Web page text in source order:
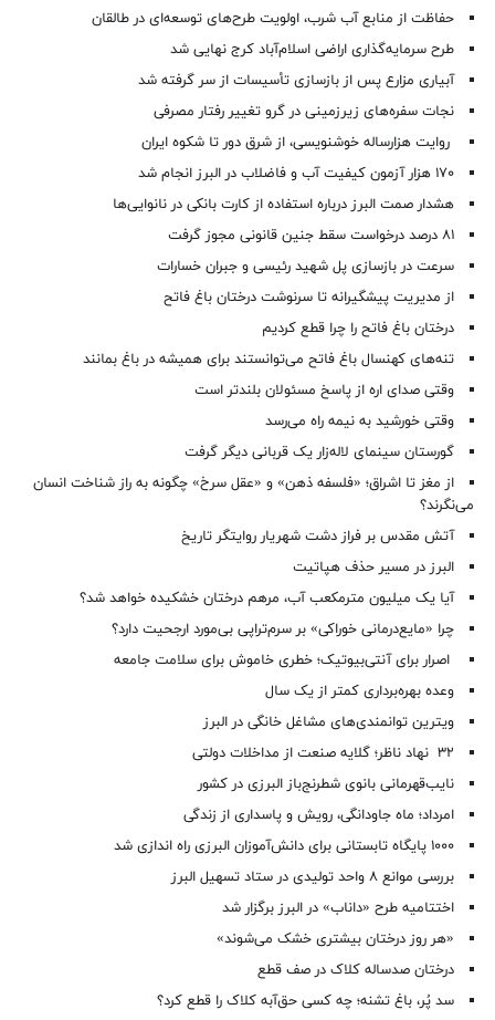
حفاظت از منابع آب شرب، اولویت طرح‌های توسعه‌ای در طالقان
طرح سرمایه‌گذاری اراضی اسلام‌آباد کرج نهایی شد
آبیاری مزارع پس از بازسازی تأسیسات از سر گرفته شد
نجات سفره‌های زیرزمینی در گرو تغییر رفتار مصرفی
روایت هزارساله خوشنویسی، از شرق دور تا شکوه ایران
۱۷۰ هزار آزمون کیفیت آب و فاضلاب در البرز انجام شد
هشدار صمت البرز درباره استفاده از کارت بانکی در نانوایی‌ها
۸۱ درصد درخواست‌ سقط جنین قانونی مجوز گرفت
سرعت در بازسازی پل شهید رئیسی و جبران خسارات
از مدیریت پیشگیرانه تا سرنوشت درختان باغ فاتح
درختان باغ فاتح را چرا قطع کردیم
تنه‌های کهنسال باغ فاتح می‌توانستند برای همیشه در باغ بمانند
وقتی صدای اره از پاسخ مسئولان بلندتر است
وقتی خورشید به نیمه راه می‌رسد
گورستان سینمای لاله‌زار یک قربانی دیگر گرفت
از مغز تا اشراق؛ «فلسفه ذهن» و «عقل سرخ» چگونه به راز شناخت انسان
می‌نگرند؟
آتش مقدس بر فراز دشت شهریار روایتگر تاریخ
البرز در مسیر حذف هپاتیت
آیا یک میلیون مترمکعب آب، مرهم درختان خشکیده خواهد شد؟
چرا «مایع‌درمانی خوراکی» بر سرم‌تراپی بی‌مورد ارجحیت دارد؟
اصرار برای آنتی‌بیوتیک؛ خطری خاموش برای سلامت جامعه
وعده بهره‌برداری کمتر از یک سال
ویترین توانمندی‌های مشاغل خانگی در البرز
۳۲ نهاد ناظر؛ گلایه صنعت از مداخلات دولتی
نایب‌قهرمانی بانوی شطرنج‌باز البرزی در کشور
امرداد؛ ماه جاودانگی، رویش و پاسداری از زندگی
۱۰۰۰ پایگاه تابستانی برای دانش‌آموزان البرزی راه اندازی شد
بررسی موانع ۸ واحد تولیدی در ستاد تسهیل البرز
اختتامیه طرح «داناب» در البرز برگزار شد
«هر روز درختان بیشتری خشک می‌شوند»
درختان صدساله کلاک در صف قطع
سد پُر، باغ تشنه؛ چه کسی حق‌آبه کلاک را قطع کرد؟